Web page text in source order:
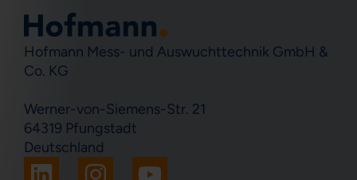
Hofmann Mess- und Auswuchttechnik GmbH &
Co. KG
Werner-von-Siemens-Str. 21
64319 Pfungstadt
Deutschland
L
I
Y